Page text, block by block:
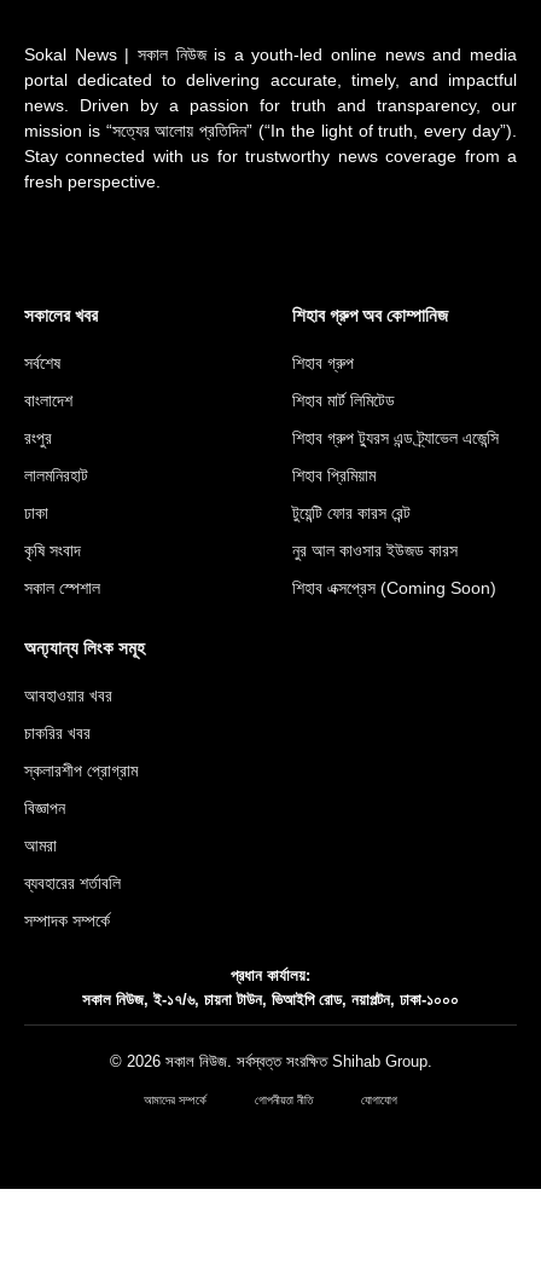
Sokal News | সকাল নিউজ is a youth-led online news and media
portal dedicated to delivering accurate, timely, and impactful
news. Driven by a passion for truth and transparency, our
mission is “সত্যের আলোয় প্রতিদিন” (“In the light of truth, every day”).
Stay connected with us for trustworthy news coverage from a
fresh perspective.
সকালের খবর
সর্বশেষ
বাংলাদেশ
রংপুর
লালমনিরহাট
ঢাকা
কৃষি সংবাদ
সকাল স্পেশাল
শিহাব গ্রুপ অব কোম্পানিজ
শিহাব গ্রুপ
শিহাব মার্ট লিমিটেড
শিহাব গ্রুপ ট্যুরস এন্ড ট্র্যাভেল এজেন্সি
শিহাব প্রিমিয়াম
টুয়েন্টি ফোর কারস রেন্ট
নুর আল কাওসার ইউজড কারস
শিহাব এক্সপ্রেস (Coming Soon)
অন্য্যান্য লিংক সমূহ
আবহাওয়ার খবর
চাকরির খবর
স্কলারশীপ প্রোগ্রাম
বিজ্ঞাপন
আমরা
ব্যবহারের শর্তাবলি
সম্পাদক সম্পর্কে
প্রধান কার্যালয়:
সকাল নিউজ, ই-১৭/৬, চায়না টাউন, ভিআইপি রোড, নয়াপল্টন, ঢাকা-১০০০
© 2026 সকাল নিউজ. সর্বস্বত্ত সংরক্ষিত Shihab Group.
আমাদের সম্পর্কে গোপনীয়তা নীতি যোগাযোগ